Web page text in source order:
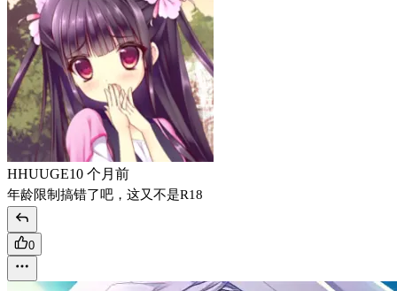
HHUUGE10 个月前
年龄限制搞错了吧，这又不是R18
0